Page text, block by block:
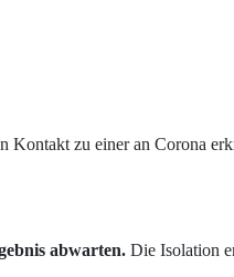
Kontakt zu einer an Corona
abwarten. Die Isolation